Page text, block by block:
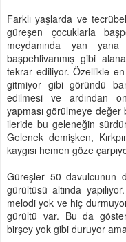
Farklı yaşlarda ve
güreşen çocuklarla
meydanında yan
başpehlivanmış gibi
tekrar ediliyor. Özellikle
gitmiyor gibi göründü
edilmesi ve ardından
yapması görülmeye değer
ileride bu geleneğin
Gelenek demişken,
kaygısı hemen göze
Güreşler 50 davulcunun
gürültüsü altında
melodi yok ve hiç
gürültü var. Bu da
birşey yok gibi duruyor ama